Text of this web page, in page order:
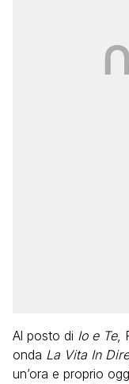
Al posto di Io e Te,
onda La Vita In
un’ora e proprio